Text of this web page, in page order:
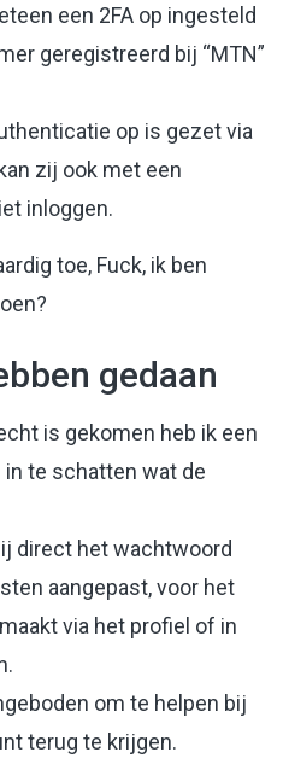
een 2FA op ingesteld
geregistreerd bij “MTN”
op is gezet via
zij ook met een
inloggen.
toe, Fuck, ik ben
gedaan
is gekomen heb ik een
te schatten wat de
direct het wachtwoord
aangepast, voor het
via het profiel of in
om te helpen bij
terug te krijgen.